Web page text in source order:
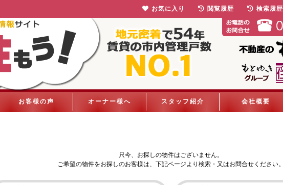
お客様の声 オーナー様へ スタッフ紹介 会社概要
只今、お探しの物件はございません。
ご希望の物件をお探しのお客様は、下記ページより検索・又はお問合せください。
お気に入り 閲覧履歴 検索履歴